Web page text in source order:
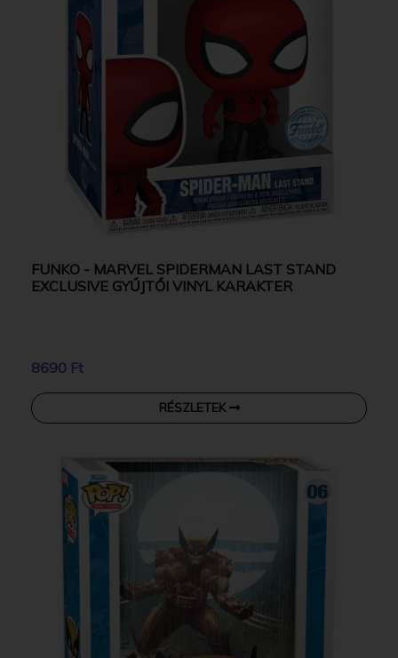
FUNKO - MARVEL SPIDERMAN LAST STAND
EXCLUSIVE GYŰJTŐI VINYL KARAKTER
8690 Ft
RÉSZLETEK